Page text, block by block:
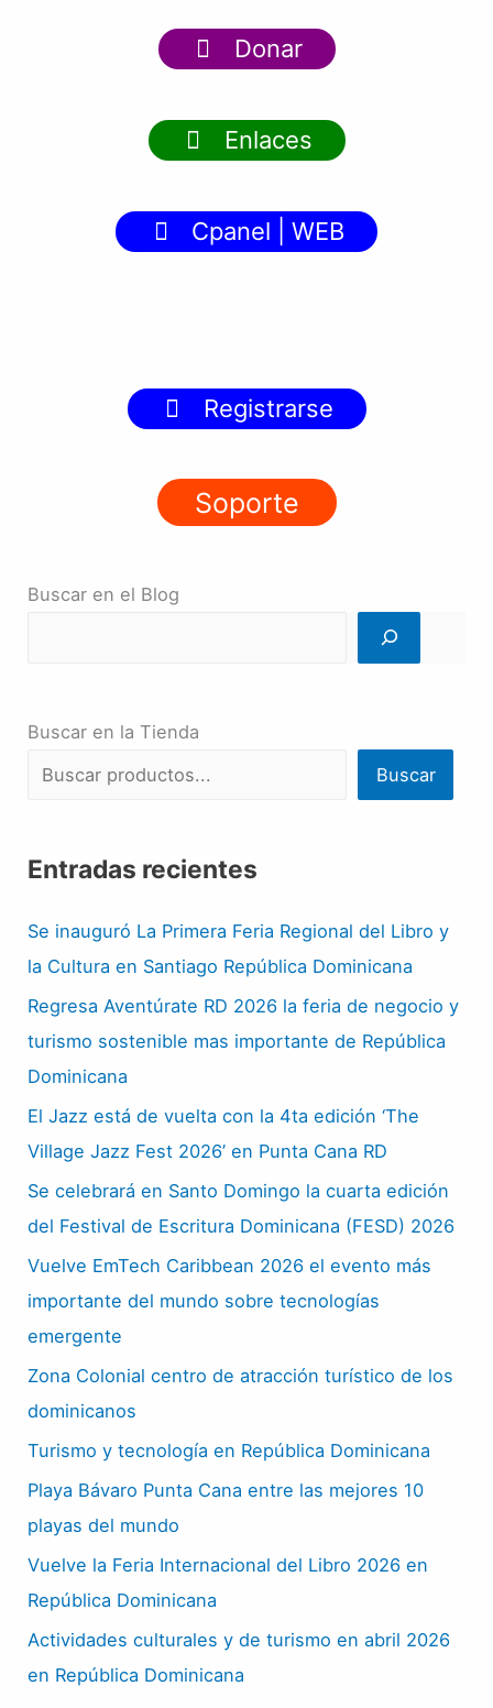
Donar
Enlaces
Cpanel | WEB
Registrarse
Soporte
Buscar en el Blog
Buscar en la Tienda
Buscar
Entradas recientes
Se inauguró La Primera Feria Regional del Libro y
la Cultura en Santiago República Dominicana
Regresa Aventúrate RD 2026 la feria de negocio y
turismo sostenible mas importante de República
Dominicana
El Jazz está de vuelta con la 4ta edición ‘The
Village Jazz Fest 2026’ en Punta Cana RD
Se celebrará en Santo Domingo la cuarta edición
del Festival de Escritura Dominicana (FESD) 2026
Vuelve EmTech Caribbean 2026 el evento más
importante del mundo sobre tecnologías
emergente
Zona Colonial centro de atracción turístico de los
dominicanos
Turismo y tecnología en República Dominicana
Playa Bávaro Punta Cana entre las mejores 10
playas del mundo
Vuelve la Feria Internacional del Libro 2026 en
República Dominicana
Actividades culturales y de turismo en abril 2026
en República Dominicana